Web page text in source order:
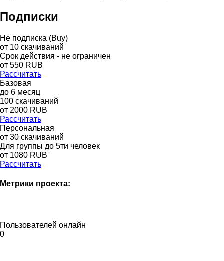
Подписки
Не подписка (Buy)
от 10 скачиваний
Срок действия - не ограничен
от 550 RUB
Рассчитать
Базовая
до 6 месяц
100 скачиваний
от 2000 RUB
Рассчитать
Персональная
от 30 скачиваний
Для группы до 5ти человек
от 1080 RUB
Рассчитать
Метрики проекта:
Пользователей онлайн
0